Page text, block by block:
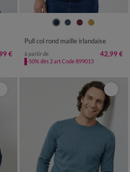
€
M L XL XXL
Pull col rond maille irlandaise
à partir de 42,99 €
-50% dès 2 art Code 899013